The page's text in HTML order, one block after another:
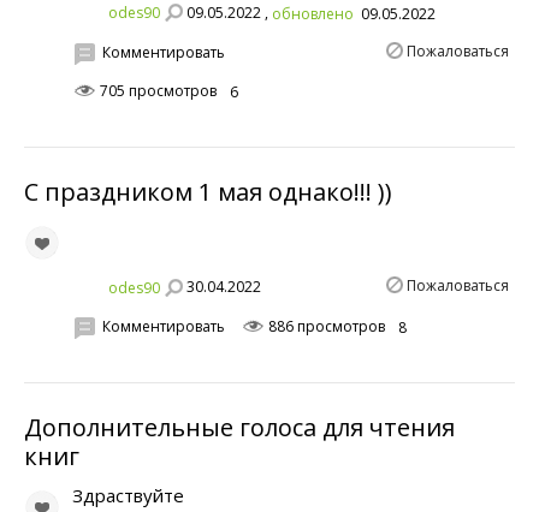
odes90 09.05.2022 , обновлено 09.05.2022
Пожаловаться
Комментировать
705 просмотров
6
С праздником 1 мая однако!!! ))
odes90 30.04.2022 Пожаловаться
Комментировать 886 просмотров 8
Дополнительные голоса для чтения
книг
Здраствуйте